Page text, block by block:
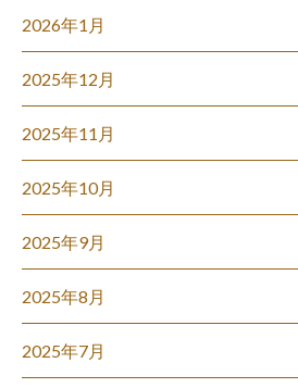
2026年1月
2025年12月
2025年11月
2025年10月
2025年9月
2025年8月
2025年7月